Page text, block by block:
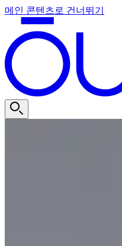
메인 콘텐츠로 건너뛰기